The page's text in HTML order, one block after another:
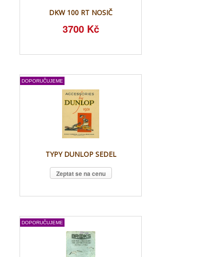
DKW 100 RT NOSIČ
3700 Kč
DOPORUČUJEME
TYPY DUNLOP SEDEL
Zeptat se na cenu
DOPORUČUJEME